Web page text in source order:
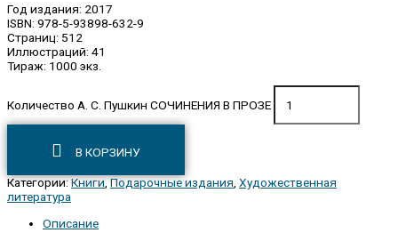
Год издания: 2017
ISBN: 978-5-93898-632-9
Страниц: 512
Иллюстраций: 41
Тираж: 1000 экз.
Количество А. С. Пушкин СОЧИНЕНИЯ В ПРОЗЕ
В КОРЗИНУ
Категории:Книги,Подарочные издания, Художественная
литература
Описание